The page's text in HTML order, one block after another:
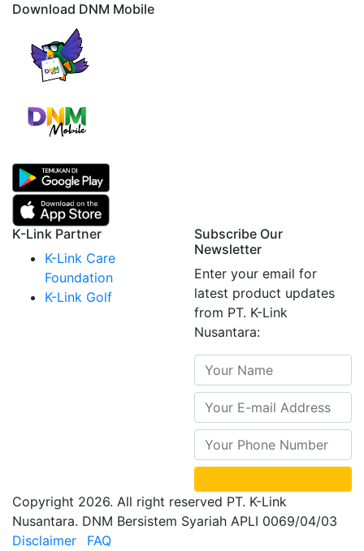
Download DNM Mobile
K-Link Partner
K-Link Care
Foundation
K-Link Golf
Subscribe Our
Newsletter
Enter your email for
latest product updates
from PT. K-Link
Nusantara:
Copyright 2026. All right reserved PT. K-Link
Nusantara. DNM Bersistem Syariah APLI 0069/04/03
Disclaimer
FAQ